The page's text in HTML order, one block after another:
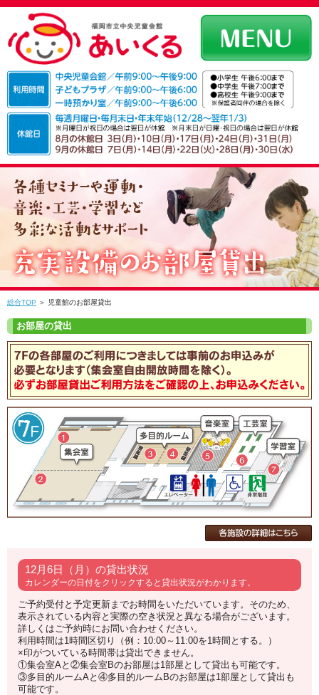
総合TOP ＞ 児童館のお部屋貸出
12月6日（月）の貸出状況
カレンダーの日付をクリックすると貸出状況がわかります。
ご予約受付と予定更新までお時間をいただいています。そのため、
表示されている内容と実際の空き状況と異なる場合がございます。
詳しくはご予約時にお問い合わせください。
利用時間は1時間区切り（例：10:00～11:00を1時間とする。）
×印がついている時間帯は貸出できません。
①集会室Aと②集会室Bのお部屋は1部屋として貸出も可能です。
③多目的ルームAと④多目的ルームBのお部屋は1部屋として貸出も
可能です。